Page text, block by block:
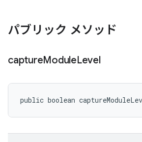
パブリック メソッド
captureModuleLevel
public boolean